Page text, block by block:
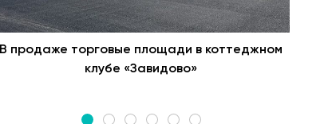
В продаже торговые площади в коттеджном
клубе «Завидово»